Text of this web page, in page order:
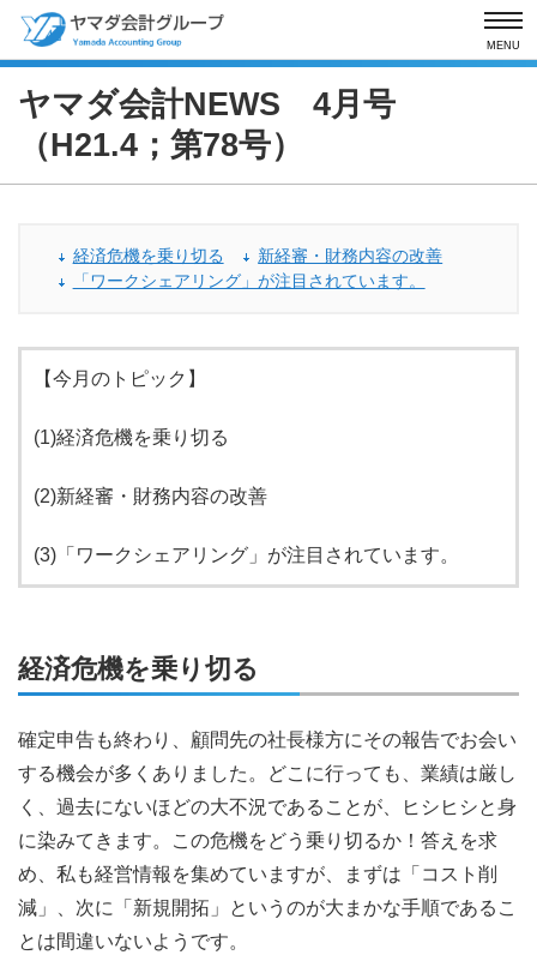
MENU
ヤマダ会計NEWS 4月号
（H21.4；第78号）
経済危機を乗り切る
新経審・財務内容の改善
「ワークシェアリング」が注目されています。
【今月のトピック】
(1)経済危機を乗り切る
(2)新経審・財務内容の改善
(3)「ワークシェアリング」が注目されています。
経済危機を乗り切る
確定申告も終わり、顧問先の社長様方にその報告でお会い
する機会が多くありました。どこに行っても、業績は厳し
く、過去にないほどの大不況であることが、ヒシヒシと身
に染みてきます。この危機をどう乗り切るか！答えを求
め、私も経営情報を集めていますが、まずは「コスト削
減」、次に「新規開拓」というのが大まかな手順であるこ
とは間違いないようです。